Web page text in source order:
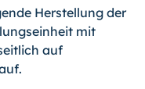
Herstellung der
mit
auf